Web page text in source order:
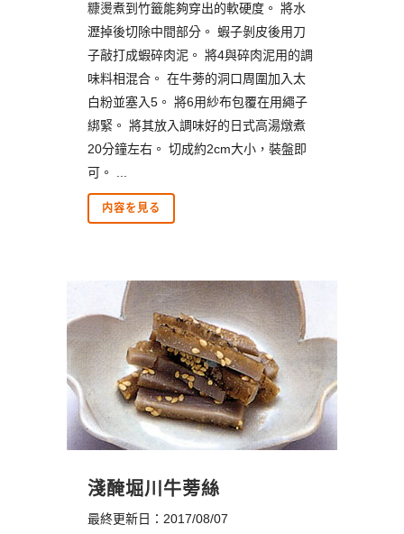
糠燙煮到竹籤能夠穿出的軟硬度。 將水
瀝掉後切除中間部分。 蝦子剝皮後用刀
子敲打成蝦碎肉泥。 將4與碎肉泥用的調
味料相混合。 在牛蒡的洞口周圍加入太
白粉並塞入5。 將6用紗布包覆在用繩子
綁緊。 將其放入調味好的日式高湯燉煮
20分鐘左右。 切成約2cm大小，裝盤即
可。 ...
内容を見る
淺醃堀川牛蒡絲
最終更新日：2017/08/07